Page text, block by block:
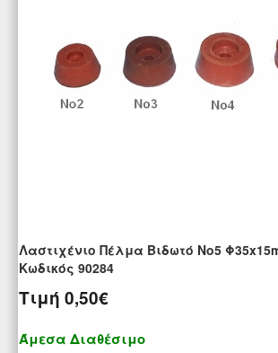
Λαστιχένιο Πέλμα Βιδωτό Νο5
Kωδικός 90284
Τιμή 0,50€
Άμεσα Διαθέσιμο